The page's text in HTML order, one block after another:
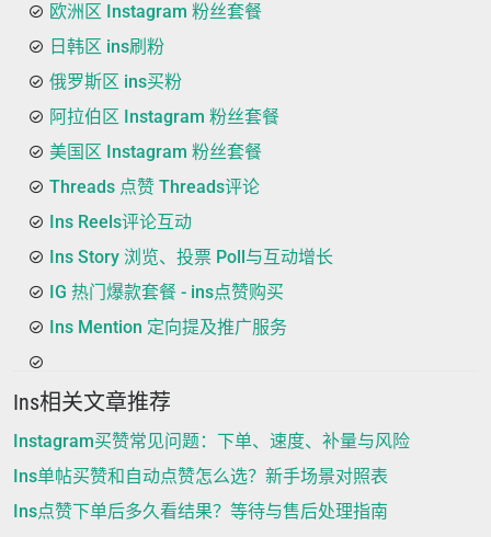
欧洲区 Instagram 粉丝套餐
日韩区 ins刷粉
俄罗斯区 ins买粉
阿拉伯区 Instagram 粉丝套餐
美国区 Instagram 粉丝套餐
Threads 点赞 Threads评论
Ins Reels评论互动
Ins Story 浏览、投票 Poll与互动增长
IG 热门爆款套餐 - ins点赞购买
Ins Mention 定向提及推广服务
Ins相关文章推荐
Instagram买赞常见问题：下单、速度、补量与风险
Ins单帖买赞和自动点赞怎么选？新手场景对照表
Ins点赞下单后多久看结果？等待与售后处理指南